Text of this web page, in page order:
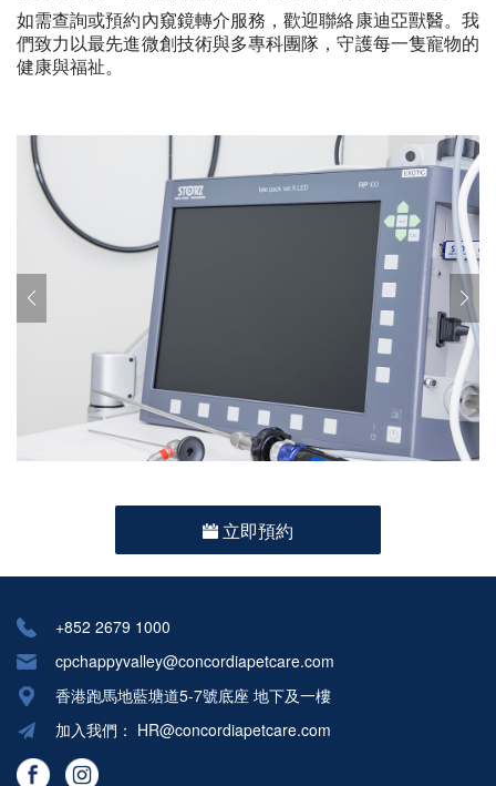
如需查詢或預約內窺鏡轉介服務，歡迎聯絡康迪亞獸醫。我
們致力以最先進微創技術與多專科團隊，守護每一隻寵物的
健康與福祉。
立即預約
+852 2679 1000
cpchappyvalley@concordiapetcare.com
香港跑馬地藍塘道5-7號底座 地下及一樓
加入我們： HR@concordiapetcare.com